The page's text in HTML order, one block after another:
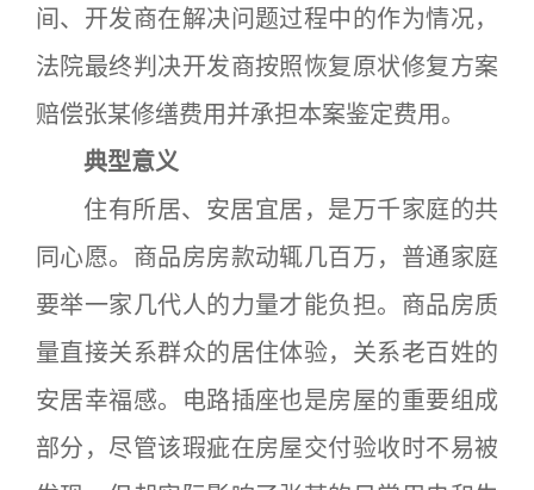
间、开发商在解决问题过程中的作为情况，
法院最终判决开发商按照恢复原状修复方案
赔偿张某修缮费用并承担本案鉴定费用。
典型意义
住有所居、安居宜居，是万千家庭的共
同心愿。商品房房款动辄几百万，普通家庭
要举一家几代人的力量才能负担。商品房质
量直接关系群众的居住体验，关系老百姓的
安居幸福感。电路插座也是房屋的重要组成
部分，尽管该瑕疵在房屋交付验收时不易被